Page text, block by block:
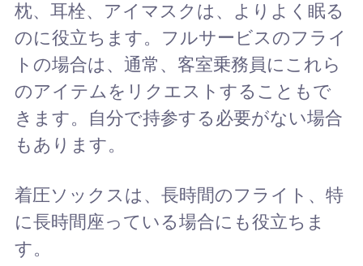
枕、耳栓、アイマスクは、よりよく眠る
のに役立ちます。フルサービスのフライ
トの場合は、通常、客室乗務員にこれら
のアイテムをリクエストすることもで
きます。自分で持参する必要がない場合
もあります。
着圧ソックスは、長時間のフライト、特
に長時間座っている場合にも役立ちま
す。